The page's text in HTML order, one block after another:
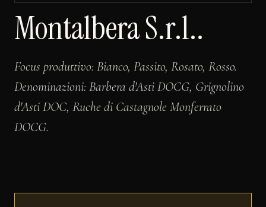
Montalbera S.r.l..
Focus produttivo: Bianco, Passito, Rosato, Rosso.
Denominazioni: Barbera d'Asti DOCG, Grignolino
d'Asti DOC, Ruche di Castagnole Monferrato
DOCG.